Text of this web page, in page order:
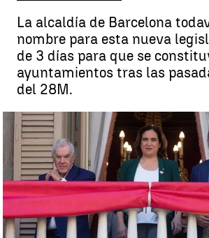
La alcaldía de Barcelona
nombre para esta nueva
de 3 días para que se
ayuntamientos tras las
del 28M.
¿Quién será el próximo
Antena 3 Noticias
Publicado: 14 de junio de 2023, 15:16